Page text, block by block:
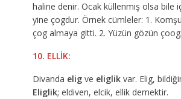
haline denir. Ocak küllenmiş olsa bile
yine çogdur. Örnek cümleler: 1.
çog almaya gitti. 2. Yüzün gözün
10. ELLİK:
Divanda eligve eliglikvar. Elig,
Eliglik; eldiven, elcik, ellik demektir.